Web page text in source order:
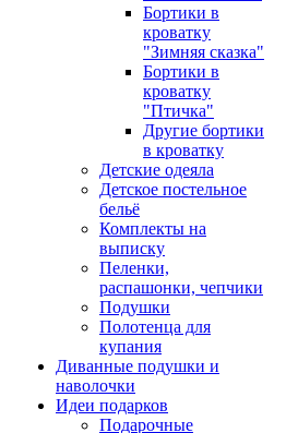
Бортики в
кроватку
"Зимняя сказка"
Бортики в
кроватку
"Птичка"
Другие бортики
в кроватку
Детские одеяла
Детское постельное
бельё
Комплекты на
выписку
Пеленки,
распашонки, чепчики
Подушки
Полотенца для
купания
Диванные подушки и
наволочки
Идеи подарков
Подарочные